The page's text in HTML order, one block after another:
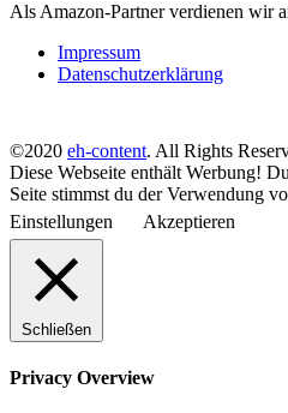
Als Amazon-Partner verdienen wir
Impressum
Datenschutzerklärung
©2020 eh-content. All Rights
Diese Webseite enthält Werbung!
Seite stimmst du der Verwendung
Einstellungen
Akzeptieren
Schließen
Privacy Overview